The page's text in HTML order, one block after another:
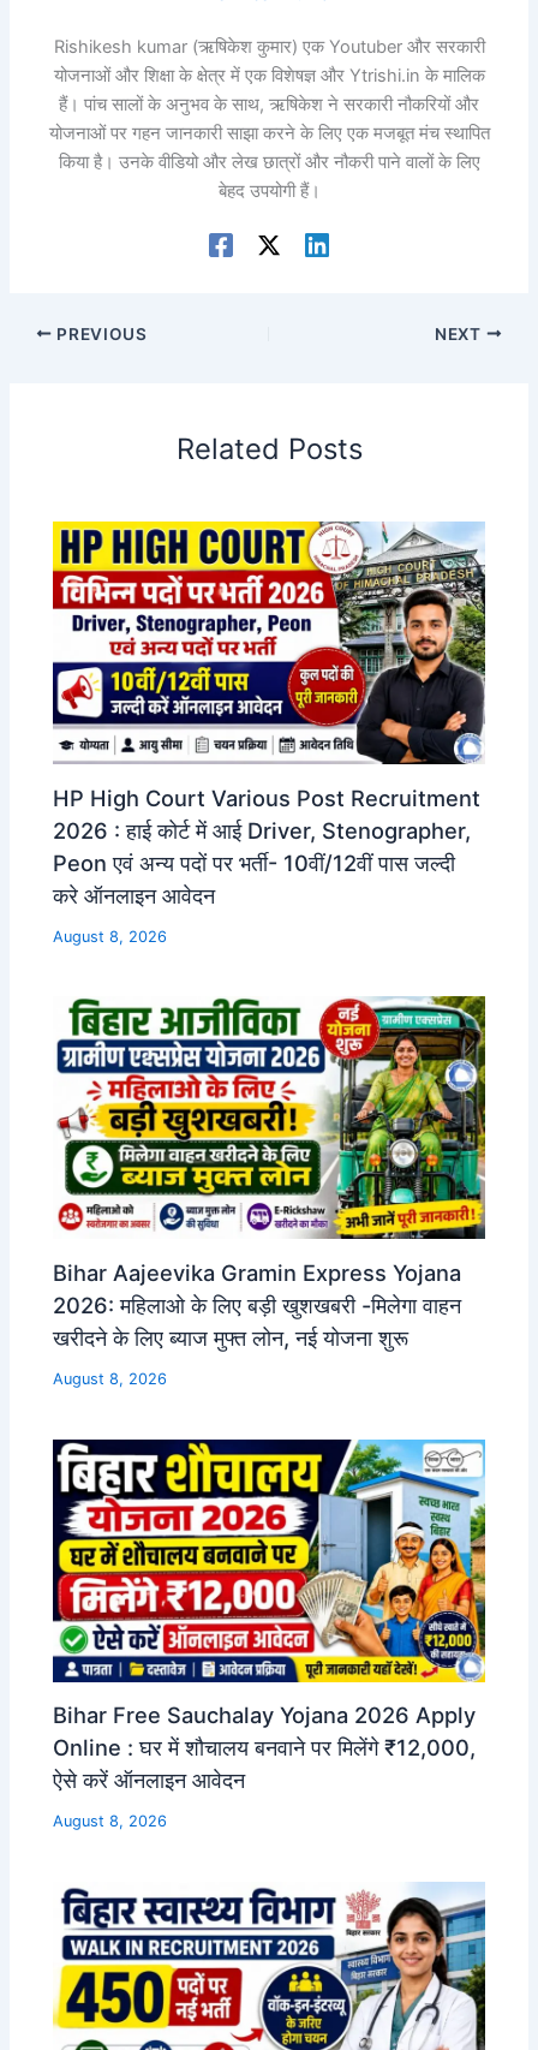
Rishikesh kumar (ऋषिकेश कुमार) एक Youtuber और सरकारी
योजनाओं और शिक्षा के क्षेत्र में एक विशेषज्ञ और Ytrishi.in के मालिक
हैं। पांच सालों के अनुभव के साथ, ऋषिकेश ने सरकारी नौकरियों और
योजनाओं पर गहन जानकारी साझा करने के लिए एक मजबूत मंच स्थापित
किया है। उनके वीडियो और लेख छात्रों और नौकरी पाने वालों के लिए
बेहद उपयोगी हैं।
PREVIOUS NEXT
Related Posts
HP High Court Various Post Recruitment
2026 : हाई कोर्ट में आई Driver, Stenographer,
Peon एवं अन्य पदों पर भर्ती- 10वीं/12वीं पास जल्दी
करे ऑनलाइन आवेदन
August 8, 2026
Bihar Aajeevika Gramin Express Yojana
2026: महिलाओ के लिए बड़ी खुशखबरी -मिलेगा वाहन
खरीदने के लिए ब्याज मुफ्त लोन, नई योजना शुरू
August 8, 2026
Bihar Free Sauchalay Yojana 2026 Apply
Online : घर में शौचालय बनवाने पर मिलेंगे ₹12,000,
ऐसे करें ऑनलाइन आवेदन
August 8, 2026